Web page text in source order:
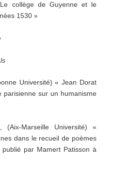
Le collège de Guyenne et le
1530 »
Université) « Jean Dorat
parisienne sur un humanisme
(Aix-Marseille Université) «
dans le recueil de poèmes
par Mamert Patisson à